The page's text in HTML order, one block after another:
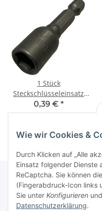
1 Stück
Steckschlüsseleinsatz
mit Magnet SW8 für
Trapezblechschrauben
0,39 € *
Informationen
Wie wir Cookies &
Durch Klicken auf „Alle
Einsatz folgender Dienste
ReCaptcha. Sie können
(Fingerabdruck-Icon links
Sie unter Konfigurieren
Datenschutzerklärung.